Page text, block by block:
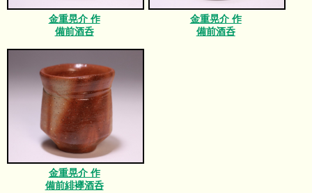
金重晃介 作
備前酒呑
金重晃介 作
備前酒呑
金重晃介 作
備前緋襷酒呑